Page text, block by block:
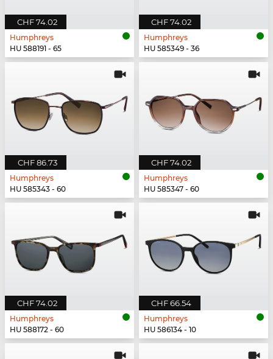
CHF 74.02
Humphreys
HU 588191 - 65
CHF 74.02
Humphreys
HU 585349 - 36
CHF 86.73
Humphreys
HU 585343 - 60
CHF 74.02
Humphreys
HU 585347 - 60
CHF 74.02
Humphreys
HU 588172 - 60
CHF 66.54
Humphreys
HU 586134 - 10